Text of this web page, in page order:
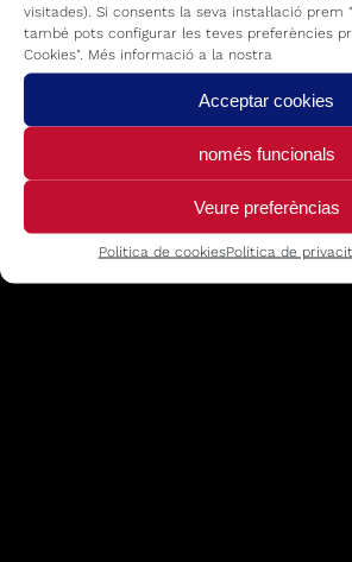
visitades). Si consents la seva instal·lació prem
també pots configurar les teves preferències
Cookies". Més informació a la nostra
Acceptar cookies
només funcionals
Veure preferèncias
Política de cookiesPolítica de